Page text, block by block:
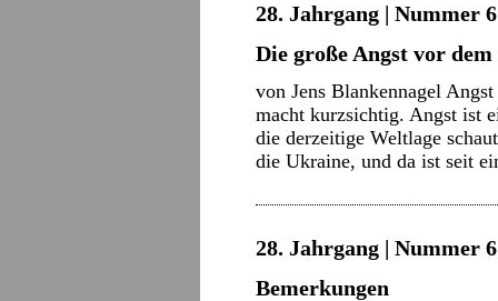
28. Jahrgang | Nummer
Die große Angst vor
von Jens Blankennagel
macht kurzsichtig. Angst ist
die derzeitige Weltlage
die Ukraine, und da ist seit
28. Jahrgang | Nummer
Bemerkungen